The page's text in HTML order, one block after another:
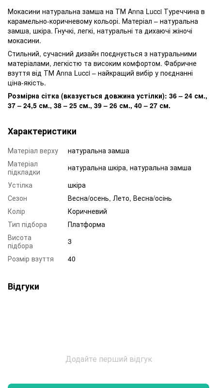
Мокасини натуральна замша на ТМ Anna Lucci Туреччина в
карамельно-коричневому кольорі. Матеріал – натуральна
замша, шкіра. Гнучкі, легкі, натуральні та дихаючі жіночі
мокасини.
Стильний, сучасний дизайн поєднується з натуральними
матеріалами, легкістю та високим комфортом. Фабричне
взуття від ТМ Anna Lucci – найкращий вибір у поєднанні
ціна-якість.
Розмірна сітка (вказується довжина устілки): 36 – 24 см.,
37 – 24,5 см., 38 – 25 см., 39 – 26 см., 40 – 27 см.
Характеристики
Матеріал верху
натуральна замша
Матеріал
підкладки
натуральна шкіра, натуральна замша
Устілка
шкіра
Сезон
Весна/осень, Лето, Весна/осінь
Колір
Коричневий
Тип підбора
Платформа
Висота
підбора
3
Розмір взуття
40
Відгуки
Додайте перший відгук